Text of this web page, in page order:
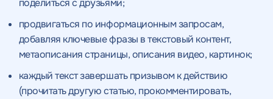
поделиться с друзьями;
продвигаться по информационным запросам,
добавляя ключевые фразы в текстовый контент,
метаописания страницы, описания видео, картинок;
каждый текст завершать призывом к действию
(прочитать другую статью, прокомментировать,